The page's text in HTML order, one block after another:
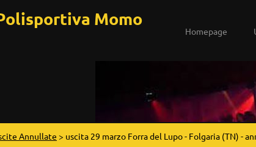
Momo
Homepage
Annullate > uscita 29 marzo Forra del Lupo - Folgaria (TN) -